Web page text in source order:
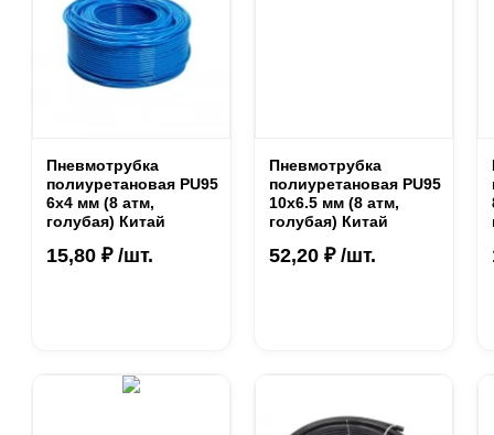
Пневмотрубка
полиуретановая PU95
6х4 мм (8 атм,
голубая) Китай
15,80 ₽ /шт.
Пневмотрубка
полиуретановая PU95
10х6.5 мм (8 атм,
голубая) Китай
52,20 ₽ /шт.